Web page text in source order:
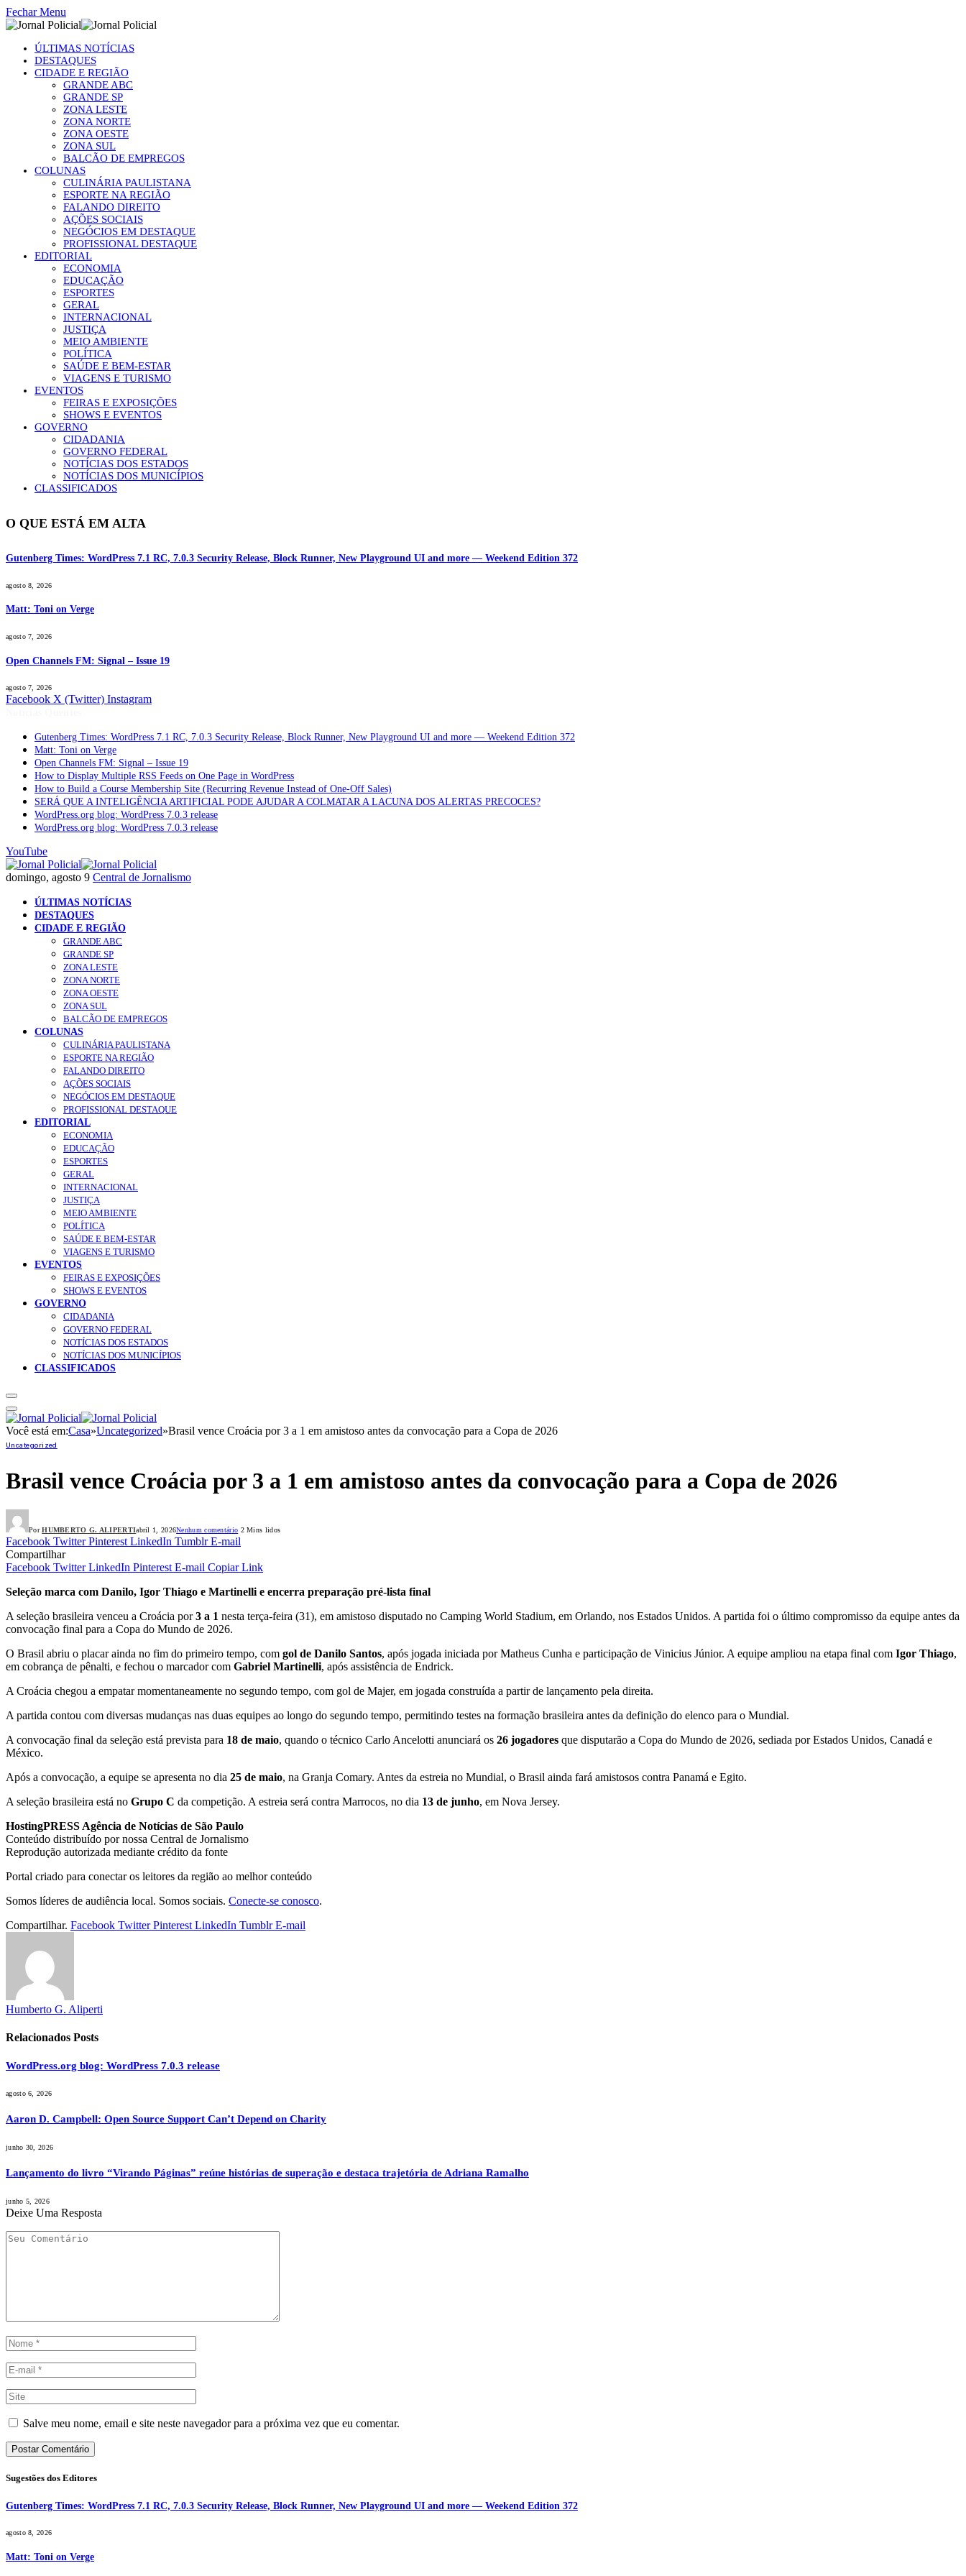
Fechar Menu
ÚLTIMAS NOTÍCIAS
DESTAQUES
CIDADE E REGIÃO
GRANDE ABC
GRANDE SP
ZONA LESTE
ZONA NORTE
ZONA OESTE
ZONA SUL
BALCÃO DE EMPREGOS
COLUNAS
CULINÁRIA PAULISTANA
ESPORTE NA REGIÃO
FALANDO DIREITO
AÇÕES SOCIAIS
NEGÓCIOS EM DESTAQUE
PROFISSIONAL DESTAQUE
EDITORIAL
ECONOMIA
EDUCAÇÃO
ESPORTES
GERAL
INTERNACIONAL
JUSTIÇA
MEIO AMBIENTE
POLÍTICA
SAÚDE E BEM-ESTAR
VIAGENS E TURISMO
EVENTOS
FEIRAS E EXPOSIÇÕES
SHOWS E EVENTOS
GOVERNO
CIDADANIA
GOVERNO FEDERAL
NOTÍCIAS DOS ESTADOS
NOTÍCIAS DOS MUNICÍPIOS
CLASSIFICADOS
O QUE ESTÁ EM ALTA
Gutenberg Times: WordPress 7.1 RC, 7.0.3 Security Release, Block Runner, New Playground UI and more — Weekend Edition 372
agosto 8, 2026
Matt: Toni on Verge
agosto 7, 2026
Open Channels FM: Signal – Issue 19
agosto 7, 2026
Facebook X (Twitter) Instagram
Gutenberg Times: WordPress 7.1 RC, 7.0.3 Security Release, Block Runner, New Playground UI and more — Weekend Edition 372
Matt: Toni on Verge
Open Channels FM: Signal – Issue 19
How to Display Multiple RSS Feeds on One Page in WordPress
How to Build a Course Membership Site (Recurring Revenue Instead of One-Off Sales)
SERÁ QUE A INTELIGÊNCIA ARTIFICIAL PODE AJUDAR A COLMATAR A LACUNA DOS ALERTAS PRECOCES?
WordPress.org blog: WordPress 7.0.3 release
WordPress.org blog: WordPress 7.0.3 release
YouTube
domingo, agosto 9 Central de Jornalismo
ÚLTIMAS NOTÍCIAS
DESTAQUES
CIDADE E REGIÃO
GRANDE ABC
GRANDE SP
ZONA LESTE
ZONA NORTE
ZONA OESTE
ZONA SUL
BALCÃO DE EMPREGOS
COLUNAS
CULINÁRIA PAULISTANA
ESPORTE NA REGIÃO
FALANDO DIREITO
AÇÕES SOCIAIS
NEGÓCIOS EM DESTAQUE
PROFISSIONAL DESTAQUE
EDITORIAL
ECONOMIA
EDUCAÇÃO
ESPORTES
GERAL
INTERNACIONAL
JUSTIÇA
MEIO AMBIENTE
POLÍTICA
SAÚDE E BEM-ESTAR
VIAGENS E TURISMO
EVENTOS
FEIRAS E EXPOSIÇÕES
SHOWS E EVENTOS
GOVERNO
CIDADANIA
GOVERNO FEDERAL
NOTÍCIAS DOS ESTADOS
NOTÍCIAS DOS MUNICÍPIOS
CLASSIFICADOS
Você está em:Casa»Uncategorized»Brasil vence Croácia por 3 a 1 em amistoso antes da convocação para a Copa de 2026
Uncategorized
Brasil vence Croácia por 3 a 1 em amistoso antes da convocação para a Copa de 2026
Por HUMBERTO G. ALIPERTIabril 1, 2026Nenhum comentário 2 Mins lidos
Facebook Twitter Pinterest LinkedIn Tumblr E-mail
Compartilhar
Facebook Twitter LinkedIn Pinterest E-mail Copiar Link
Seleção marca com Danilo, Igor Thiago e Martinelli e encerra preparação pré-lista final
A seleção brasileira venceu a Croácia por3 a 1 nesta terça-feira (31), em amistoso disputado no Camping World Stadium, em Orlando, nos Estados Unidos. A partida foi o último compromisso da equipe antes da
convocação final para a Copa do Mundo de 2026.
O Brasil abriu o placar ainda no fim do primeiro tempo, com gol de Danilo Santos, após jogada iniciada por Matheus Cunha e participação de Vinicius Júnior. A equipe ampliou na etapa final com Igor Thiago,
em cobrança de pênalti, e fechou o marcador com Gabriel Martinelli, após assistência de Endrick.
A Croácia chegou a empatar momentaneamente no segundo tempo, com gol de Majer, em jogada construída a partir de lançamento pela direita.
A partida contou com diversas mudanças nas duas equipes ao longo do segundo tempo, permitindo testes na formação brasileira antes da definição do elenco para o Mundial.
A convocação final da seleção está prevista para 18 de maio, quando o técnico Carlo Ancelotti anunciará os 26 jogadores que disputarão a Copa do Mundo de 2026, sediada por Estados Unidos, Canadá e
México.
Após a convocação, a equipe se apresenta no dia 25 de maio, na Granja Comary. Antes da estreia no Mundial, o Brasil ainda fará amistosos contra Panamá e Egito.
A seleção brasileira está no Grupo C da competição. A estreia será contra Marrocos, no dia 13 de junho, em Nova Jersey.
HostingPRESS Agência de Notícias de São Paulo
Conteúdo distribuído por nossa Central de Jornalismo
Reprodução autorizada mediante crédito da fonte
Portal criado para conectar os leitores da região ao melhor conteúdo
Somos líderes de audiência local. Somos sociais. Conecte-se conosco.
Compartilhar. Facebook Twitter Pinterest LinkedIn Tumblr E-mail
Humberto G. Aliperti
Relacionados Posts
WordPress.org blog: WordPress 7.0.3 release
agosto 6, 2026
Aaron D. Campbell: Open Source Support Can’t Depend on Charity
junho 30, 2026
Lançamento do livro “Virando Páginas” reúne histórias de superação e destaca trajetória de Adriana Ramalho
junho 5, 2026
Deixe Uma Resposta
Salve meu nome, email e site neste navegador para a próxima vez que eu comentar.
Sugestões dos Editores
Gutenberg Times: WordPress 7.1 RC, 7.0.3 Security Release, Block Runner, New Playground UI and more — Weekend Edition 372
agosto 8, 2026
Matt: Toni on Verge